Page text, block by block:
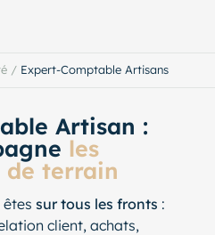
principal
/ Expert-Comptable Artisans
Artisan :
les
de terrain
êtes sur tous les fronts :
client, achats,